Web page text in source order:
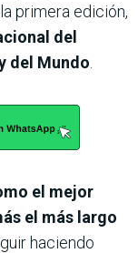
primera edición,
del
del Mundo
el mejor
el más largo
haciendo